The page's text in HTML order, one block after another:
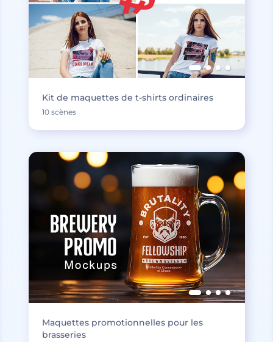
Kit de maquettes de t-shirts ordinaires
10 scènes
Maquettes promotionnelles pour les
brasseries